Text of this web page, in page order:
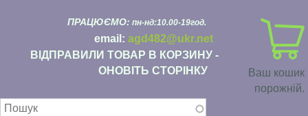
Ваш кошик
порожній.
ПРАЦЮЄМО: пн-нд:10.00-19год.
email: agd482@ukr.net
ВІДПРАВИЛИ ТОВАР В КОРЗИНУ -
ОНОВІТЬ СТОРІНКУ
Пошукова форма